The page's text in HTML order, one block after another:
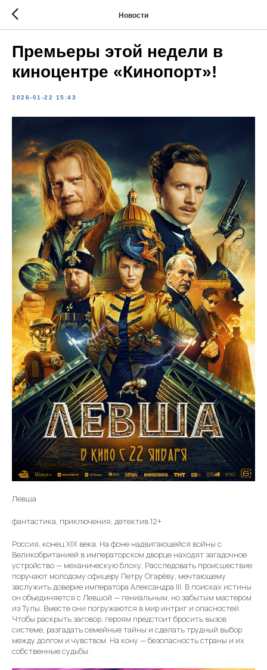
Новости
Премьеры этой недели в
киноцентре «Кинопорт»!
2026-01-22 15:43
Левша
фантастика, приключения, детектив 12+
Россия, конец XIX века. На фоне надвигающейся войны с
Великобританией в императорском дворце находят загадочное
устройство — механическую блоху. Расследовать происшествие
поручают молодому офицеру Петру Огарёву, мечтающему
заслужить доверие императора Александра III. В поисках истины
он объединяется с Левшой — гениальным, но забытым мастером
из Тулы. Вместе они погружаются в мир интриг и опасностей.
Чтобы раскрыть заговор, героям предстоит бросить вызов
системе, разгадать семейные тайны и сделать трудный выбор
между долгом и чувством. На кону — безопасность страны и их
собственные судьбы.